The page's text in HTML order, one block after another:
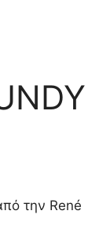
την René